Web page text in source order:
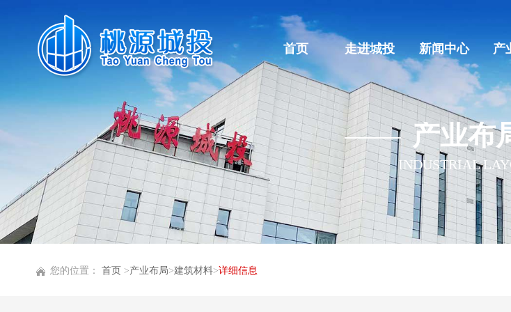
首页 走进城投 新闻中心 产
产业布
INDUSTRIAL
您的位置： 首页 >产业布局>建筑材料>详细信息